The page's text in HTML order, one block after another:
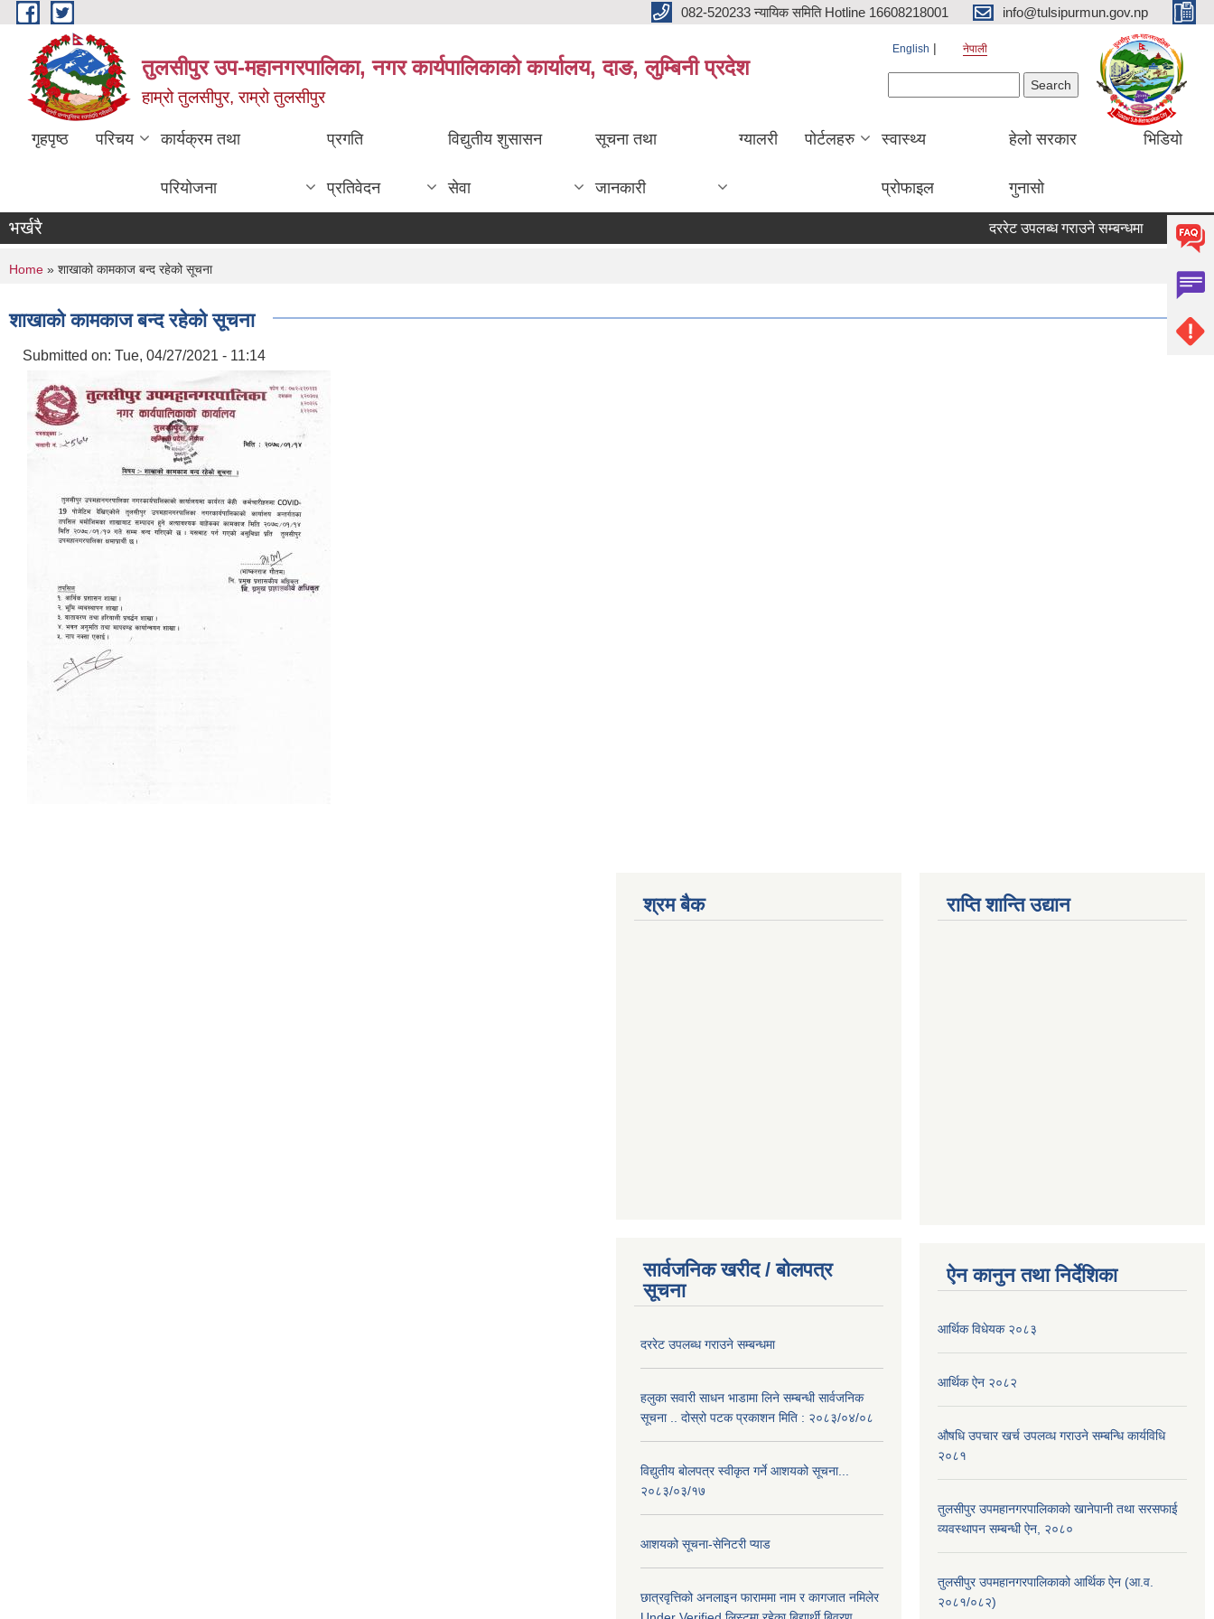
Skip to main content 082-520233 न्यायिक समिति Hotline 16608218001 info@tulsipurmun.gov.np
तुलसीपुर उप-महानगरपालिका, नगर कार्यपालिकाको कार्यालय, दाङ, लुम्बिनी प्रदेश
हाम्रो तुलसीपुर, राम्रो तुलसीपुर
English नेपाली
गृहपृष्ठ परिचय कार्यक्रम तथा
परियोजना
प्रगति
प्रतिवेदन
विद्युतीय शुसासन
सेवा
सूचना तथा
जानकारी
ग्यालरी पोर्टलहरु स्वास्थ्य
प्रोफाइल
हेलो सरकार
गुनासो
भिडियो
भर्खरै दररेट उपलब्ध गराउने सम्बन्धमा सरुवा
You are here
Home » शाखाको कामकाज बन्द रहेको सूचना
शाखाको कामकाज बन्द रहेको सूचना
Submitted on: Tue, 04/27/2021 - 11:14
श्रम बैक
सार्वजनिक खरीद / बोलपत्र
सूचना
दररेट उपलब्ध गराउने सम्बन्धमा
हलुका सवारी साधन भाडामा लिने सम्बन्धी सार्वजनिक
सूचना .. दोस्रो पटक प्रकाशन मिति : २०८३/०४/०८
विद्युतीय बोलपत्र स्वीकृत गर्ने आशयको सूचना...
२०८३/०३/१७
आशयको सूचना-सेनिटरी प्याड
छात्रवृत्तिको अनलाइन फाराममा नाम र कागजात नमिलेर
राप्ति शान्ति उद्यान
ऐन कानुन तथा निर्देशिका
आर्थिक विधेयक २०८३
आर्थिक ऐन २०८२
औषधि उपचार खर्च उपलव्ध गराउने सम्बन्धि कार्यविधि
२०८१
तुलसीपुर उपमहानगरपालिकाको खानेपानी तथा सरसफाई
व्यवस्थापन सम्बन्धी ऐन, २०८०
तुलसीपुर उपमहानगरपालिकाको आर्थिक ऐन (आ.व.
२०८१/०८२)